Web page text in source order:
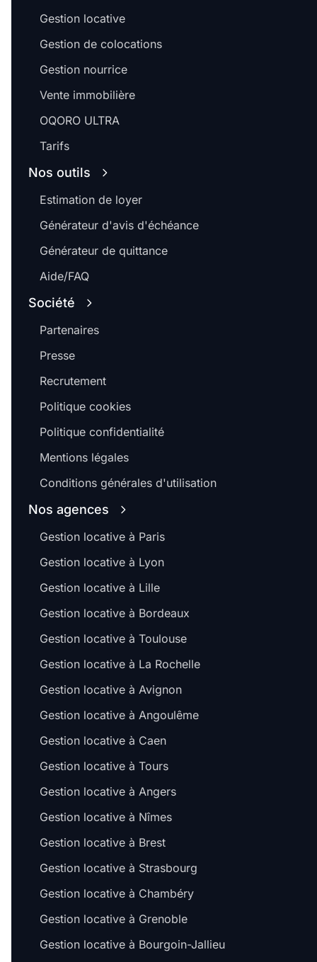
Gestion locative
Gestion de colocations
Gestion nourrice
Vente immobilière
OQORO ULTRA
Tarifs
Nos outils
Estimation de loyer
Générateur d'avis d'échéance
Générateur de quittance
Aide/FAQ
Société
Partenaires
Presse
Recrutement
Politique cookies
Politique confidentialité
Mentions légales
Conditions générales d'utilisation
Nos agences
Gestion locative à Paris
Gestion locative à Lyon
Gestion locative à Lille
Gestion locative à Bordeaux
Gestion locative à Toulouse
Gestion locative à La Rochelle
Gestion locative à Avignon
Gestion locative à Angoulême
Gestion locative à Caen
Gestion locative à Tours
Gestion locative à Angers
Gestion locative à Nîmes
Gestion locative à Brest
Gestion locative à Strasbourg
Gestion locative à Chambéry
Gestion locative à Grenoble
Gestion locative à Bourgoin-Jallieu